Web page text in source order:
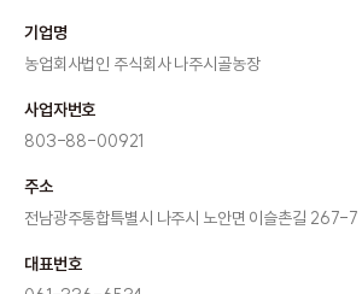
기업명
농업회사법인 주식회사 나주시골농장
사업자번호
803-88-00921
주소
전남광주통합특별시 나주시 노안면 이슬촌길 267-7
대표번호